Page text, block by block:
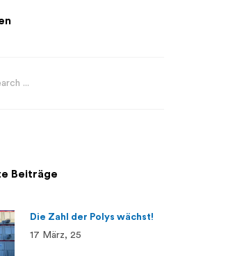
Beiträge
Die Zahl der Polys wächst!
17 März, 25